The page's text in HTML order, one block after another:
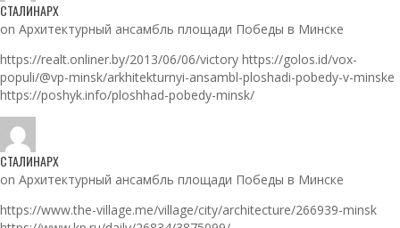
СТАЛИНАРХ
on Архитектурный ансамбль площади Победы в Минске
https://realt.onliner.by/2013/06/06/victory https://golos.id/vox-
populi/@vp-minsk/arkhitekturnyi-ansambl-ploshadi-pobedy-v-minske
https://poshyk.info/ploshhad-pobedy-minsk/
СТАЛИНАРХ
on Архитектурный ансамбль площади Победы в Минске
https://www.the-village.me/village/city/architecture/266939-minsk